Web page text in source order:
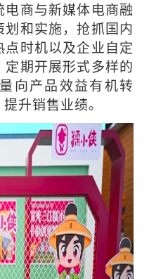
电商与新媒体电商融
和实施，抢抓国内
时机以及企业自定
定期开展形式多样的
向产品效益有机转
升销售业绩。